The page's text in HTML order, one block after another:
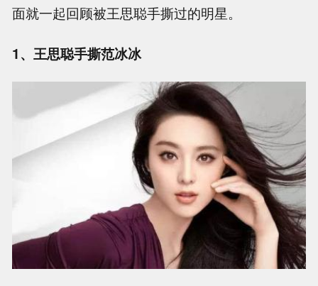
面就一起回顾被王思聪手撕过的明星。
1、王思聪手撕范冰冰